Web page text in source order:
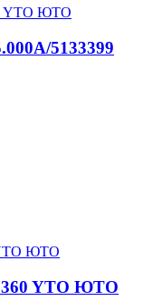
5133399
YTO ЮТО